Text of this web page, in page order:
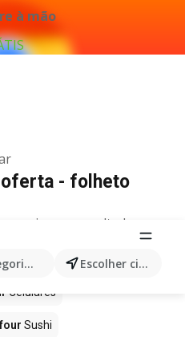
à mão
Escolher cidade
- folheto
quaisquer resultados
Carrefour
Celulares
Sushi